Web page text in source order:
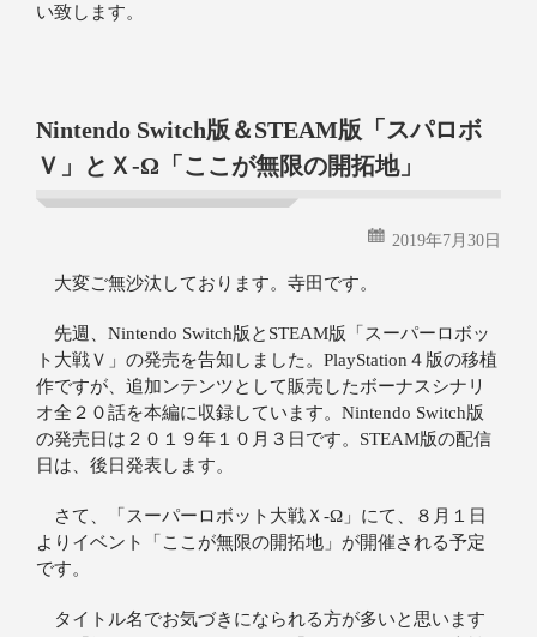
い致します。
Nintendo Switch版＆STEAM版「スパロボ
Ｖ」とＸ‐Ω「ここが無限の開拓地」
2019年7月30日
大変ご無沙汰しております。寺田です。
先週、Nintendo Switch版とSTEAM版「スーパーロボッ
ト大戦Ｖ」の発売を告知しました。PlayStation４版の移植
作ですが、追加ンテンツとして販売したボーナスシナリ
オ全２０話を本編に収録しています。Nintendo Switch版
の発売日は２０１９年１０月３日です。STEAM版の配信
日は、後日発表します。
さて、「スーパーロボット大戦Ｘ‐Ω」にて、８月１日
よりイベント「ここが無限の開拓地」が開催される予定
です。
タイトル名でお気づきになられる方が多いと思います